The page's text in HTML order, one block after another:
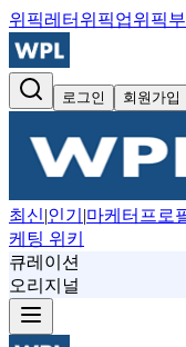
위픽레터 위픽업위픽
로그인 회원가입
최신|인기 |마케터프로
케팅 위키
큐레이션
오리지널